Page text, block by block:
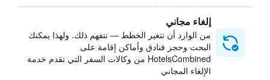
إلغاء مجاني
من الوارد أن تتغير الخطط — نتفهم ذلك. ولهذا يمكنك
البحث وحجز فنادق وأماكن إقامة على
HotelsCombined من وكالات السفر التي تقدم خدمة
الإلغاء المجاني